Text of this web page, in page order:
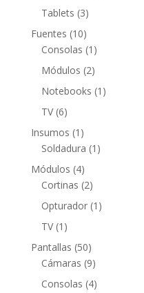
Tablets 33
productos
Fuentes 1010
productos
Consolas 1 1
producto
Módulos 22
productos
Notebooks 1 1
TV 66
productos
Insumos 1 1
producto
Soldadura 1 1
Módulos 44
productos
Cortinas 22
productos
Opturador 1 1
TV 1 1
producto
Pantallas 5050
productos
Cámaras 99
productos
Consolas 44